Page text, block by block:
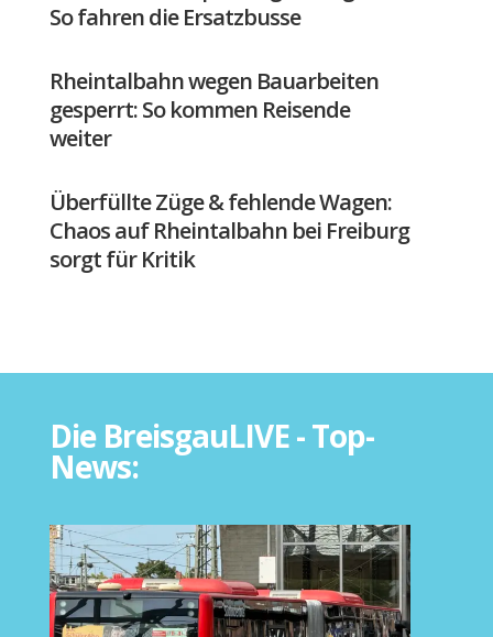
So fahren die Ersatzbusse
Rheintalbahn wegen Bauarbeiten
gesperrt: So kommen Reisende
weiter
Überfüllte Züge & fehlende Wagen:
Chaos auf Rheintalbahn bei Freiburg
sorgt für Kritik
Die BreisgauLIVE - Top-
News: